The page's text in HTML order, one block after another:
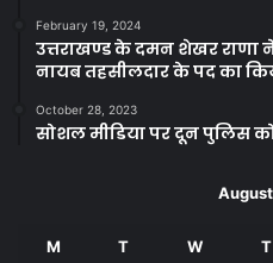
February 19, 2024
उत्तराखण्ड के दमन शेखर राणा
नायब तहसीलदार के पद का
October 28, 2023
सोशल मीडिया पर दून पुलिस
M T W T